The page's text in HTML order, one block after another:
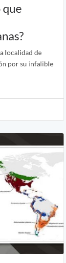
localidad de
por su infalible